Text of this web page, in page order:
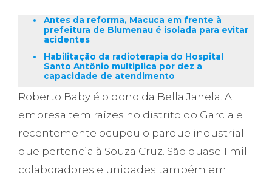
Antes da reforma, Macuca em frente à
prefeitura de Blumenau é isolada para evitar
acidentes
Habilitação da radioterapia do Hospital
Santo Antônio multiplica por dez a
capacidade de atendimento
Roberto Baby é o dono da Bella Janela. A
empresa tem raízes no distrito do Garcia e
recentemente ocupou o parque industrial
que pertencia à Souza Cruz. São quase 1 mil
colaboradores e unidades também em